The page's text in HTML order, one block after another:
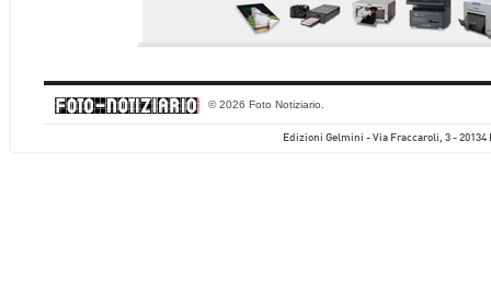
© 2026 Foto Notiziario.
Edizioni Gelmini - Via Fraccaroli, 3 - 20134